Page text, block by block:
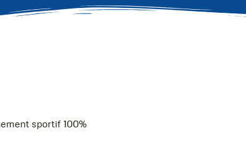
sportif 100%